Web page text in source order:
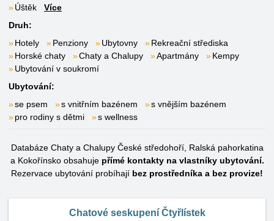
Úštěk
Více
Druh:
Hotely
Penziony Ubytovny
Rekreační střediska
Horské chaty
Chaty a Chalupy Apartmány
Kempy
Ubytování v soukromí
Ubytování:
se psem
s vnitřním bazénem
s vnějším bazénem
pro rodiny s dětmi
s wellness
Databáze Chaty a Chalupy České středohoří, Ralská pahorkatina
a Kokořínsko obsahuje přímé kontakty na vlastníky ubytování.
Rezervace ubytování probíhají bez prostředníka a bez provize!
Chatové seskupení Čtyřlístek